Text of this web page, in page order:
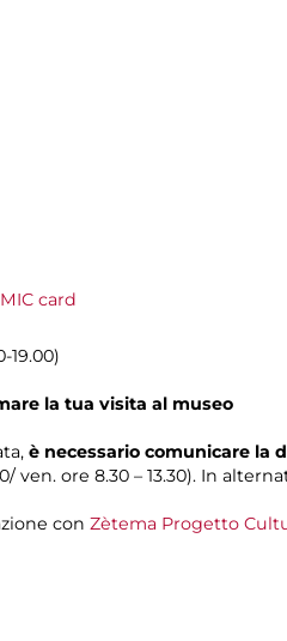
MIC card
la tua visita al museo
è necessario comunicare la
ven. ore 8.30 – 13.30). In
con Zètema Progetto